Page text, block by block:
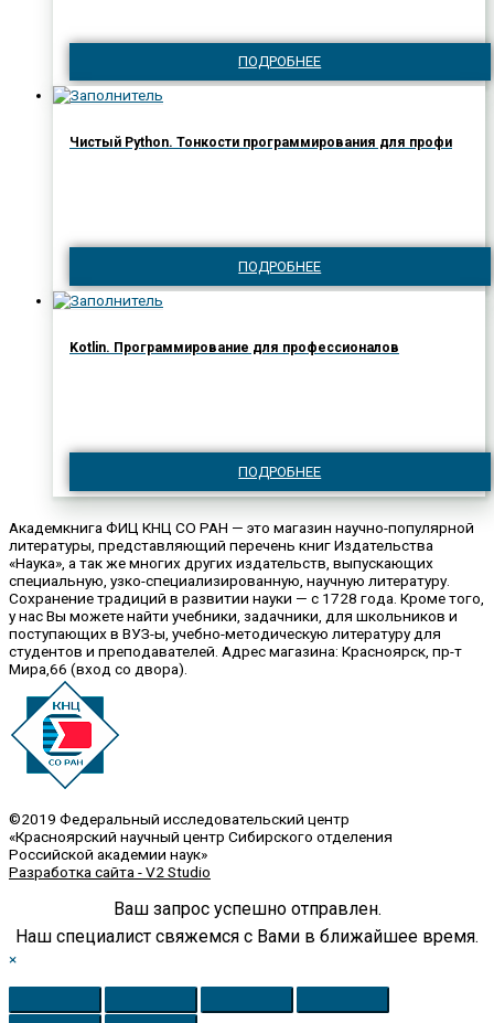
ПОДРОБНЕЕ
Чистый Python. Тонкости программирования для профи
ПОДРОБНЕЕ
Kotlin. Программирование для профессионалов
ПОДРОБНЕЕ
Академкнига ФИЦ КНЦ СО РАН — это магазин научно-популярной
литературы, представляющий перечень книг Издательства
«Наука», а так же многих других издательств, выпускающих
специальную, узко-специализированную, научную литературу.
Сохранение традиций в развитии науки — с 1728 года. Кроме того,
у нас Вы можете найти учебники, задачники, для школьников и
поступающих в ВУЗ-ы, учебно-методическую литературу для
студентов и преподавателей. Адрес магазина: Красноярск, пр-т
Мира,66 (вход со двора).
©2019 Федеральный исследовательский центр
«Красноярский научный центр Сибирского отделения
Российской академии наук»
Разработка сайта - V2 Studio
Ваш запрос успешно отправлен.
Наш специалист свяжемся с Вами в ближайшее время.
×